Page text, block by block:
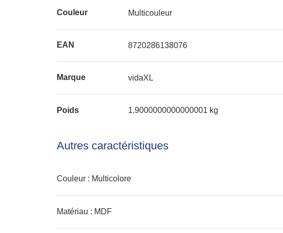
Couleur Multicouleur
EAN 8720286138076
Marque vidaXL
Poids 1.9000000000000001 kg
Autres caractéristiques
Couleur : Multicolore
Matériau : MDF